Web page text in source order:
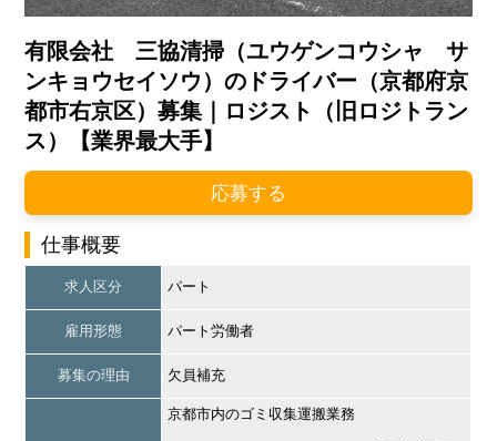
有限会社 三協清掃（ユウゲンコウシャ サ
ンキョウセイソウ）のドライバー（京都府京
都市右京区）募集｜ロジスト（旧ロジトラン
ス）【業界最大手】
応募する
仕事概要
求人区分 パート
雇用形態 パート労働者
募集の理由 欠員補充
京都市内のゴミ収集運搬業務